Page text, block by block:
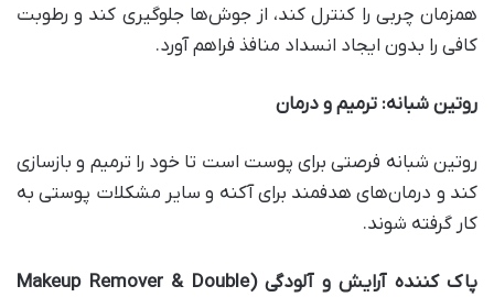
همزمان چربی را کنترل کند، از جوش‌ها جلوگیری کند و رطوبت
کافی را بدون ایجاد انسداد منافذ فراهم آورد.
روتین شبانه: ترمیم و درمان
روتین شبانه فرصتی برای پوست است تا خود را ترمیم و بازسازی
کند و درمان‌های هدفمند برای آکنه و سایر مشکلات پوستی به
کار گرفته شوند.
پاک کننده آرایش و آلودگی
(Makeup Remover & Double